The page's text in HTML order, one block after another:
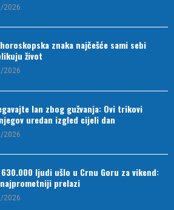
2026
znaka najčešće sami sebi
život
2026
lan zbog gužvanja: Ovi trikovi
uredan izgled cijeli dan
2026
630.000 ljudi ušlo u Crnu Goru za vikend:
najprometniji prelazi
2026